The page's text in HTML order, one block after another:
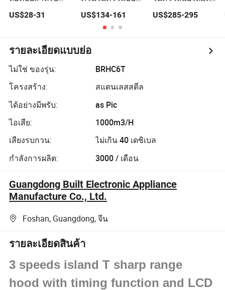
พร้อมฟิลเตอร์
US$28-31
ฮูดสแตนเลส
US$134-161
การทำอาหารที่
US$285-295
รายละเอียดแบบย่อ
ไม่ใช่ ของรุ่น:
BRHC6T
โครงสร้าง:
สแตนเลสสตีล
ได้อย่างมีพรับ:
as Pic
ไอเสีย:
1000m3/H
เสียงรบกวน:
ไม่เกิน 40 เดซิเบล
กำลังการผลิต:
3000 / เดือน
Guangdong Built Electronic Appliance
Manufacture Co., Ltd.
Foshan, Guangdong, จีน
รายละเอียดสินค้า
3 speeds island T sharp range
hood with timing function and LCD